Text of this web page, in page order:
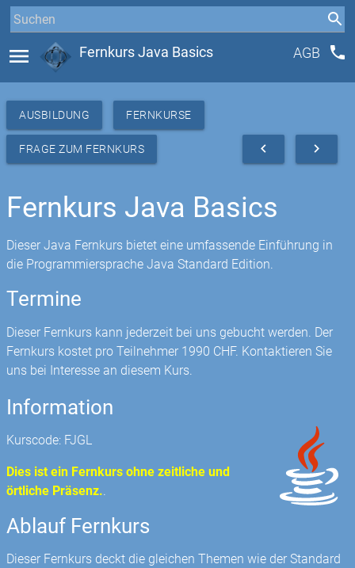
menu Fernkurs Java Basics AGB phone
AUSBILDUNG FERNKURSE
FRAGE ZUM FERNKURS navigate_next
navigate_before
Fernkurs Java Basics
Dieser Java Fernkurs bietet eine umfassende Einführung in
die Programmiersprache Java Standard Edition.
Termine
Dieser Fernkurs kann jederzeit bei uns gebucht werden. Der
Fernkurs kostet pro Teilnehmer 1990 CHF. Kontaktieren Sie
uns bei Interesse an diesem Kurs.
Information
Kurscode: FJGL
Dies ist ein Fernkurs ohne zeitliche und
örtliche Präsenz..
Ablauf Fernkurs
Dieser Fernkurs deckt die gleichen Themen wie der Standard